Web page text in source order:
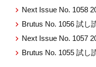
Next Issue No. 1058
Brutus No. 1056 試し
Next Issue No. 1057
Brutus No. 1055 試し